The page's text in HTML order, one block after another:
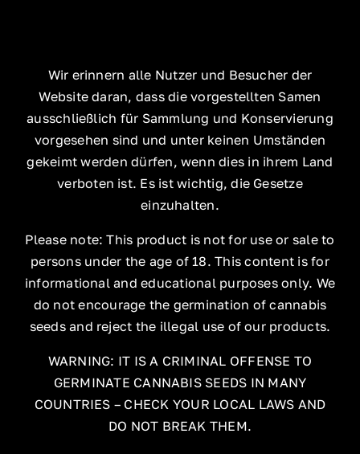
Wir erinnern alle Nutzer und Besucher der
Website daran, dass die vorgestellten Samen
ausschließlich für Sammlung und Konservierung
vorgesehen sind und unter keinen Umständen
gekeimt werden dürfen, wenn dies in ihrem Land
verboten ist. Es ist wichtig, die Gesetze
einzuhalten.
Please note: This product is not for use or sale to
persons under the age of 18. This content is for
informational and educational purposes only. We
do not encourage the germination of cannabis
seeds and reject the illegal use of our products.
WARNING: IT IS A CRIMINAL OFFENSE TO
GERMINATE CANNABIS SEEDS IN MANY
COUNTRIES – CHECK YOUR LOCAL LAWS AND
DO NOT BREAK THEM.